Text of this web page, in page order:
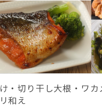
・切り干し大根・ワカ
和え